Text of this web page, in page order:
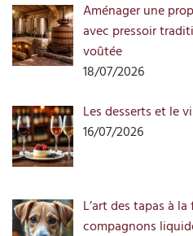
Aménager une
avec pressoir
voûtée
18/07/2026
Les desserts et le
16/07/2026
L’art des tapas à
compagnons